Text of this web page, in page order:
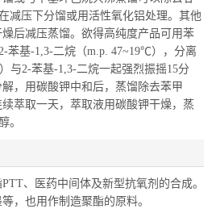
减压下分馏或用活性氧化铝处理。其他
后减压蒸馏。欲得高纯度产品可用苯
苯基-1,3-二烷（m.p. 47~19℃），分离
与2-苯基-1,3-二烷一起强烈振摇15分
，用碳酸钾中和后，蒸馏除去苯甲
萃取一天，萃取液用碳酸钾干燥，蒸
。
、医药中间体及新型抗氧剂的合成。
，也用作制造聚酯的原料。